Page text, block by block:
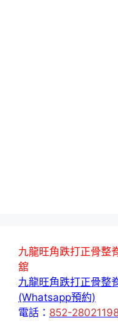
九龍旺角跌打正骨整
舘
九龍旺角跌打正骨整
(Whatsapp預約)
電話： 852-